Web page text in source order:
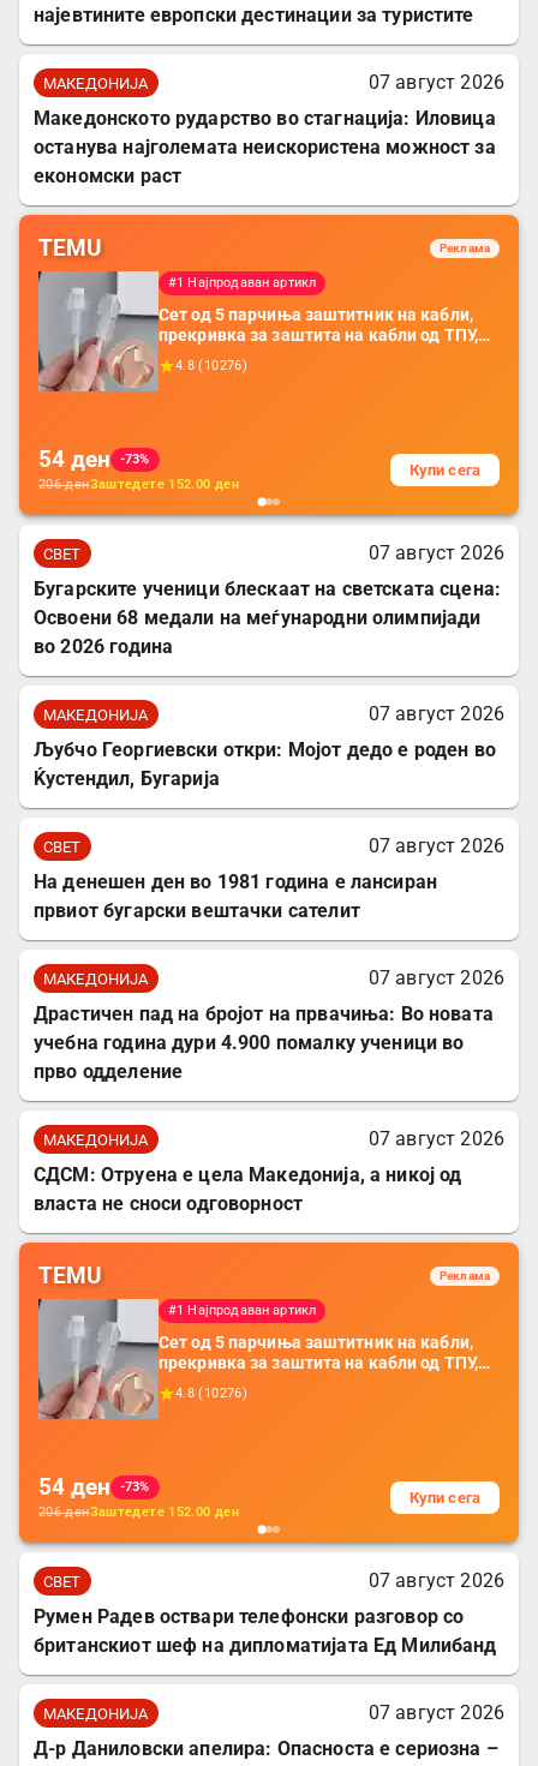
најевтините европски дестинации за туристите
МАКЕДОНИЈА
07 август 2026
Македонското рударство во стагнација: Иловица
останува најголемата неискористена можност за
економски раст
TEMU Реклама
#1 Најпродаван артикл
Сет од 5 парчиња заштитник на кабли,
прекривка за заштита на кабли од ТПУ,
додатоци за заштита на кабли, без
батерија, за мобилни телефони, комплет
4.8 ( 10276)
54 ден
-73%
206денЗаштедете 152.00 ден
Купи сега
СВЕТ
07 август 2026
Бугарските ученици блескаат на светската сцена:
Освоени 68 медали на меѓународни олимпијади
во 2026 година
МАКЕДОНИЈА
07 август 2026
Љубчо Георгиевски откри: Мојот дедо е роден во
Ќустендил, Бугарија
СВЕТ
07 август 2026
На денешен ден во 1981 година е лансиран
првиот бугарски вештачки сателит
МАКЕДОНИЈА
07 август 2026
Драстичен пад на бројот на првачиња: Во новата
учебна година дури 4.900 помалку ученици во
прво одделение
МАКЕДОНИЈА
07 август 2026
СДСМ: Отруена е цела Македонија, а никој од
власта не сноси одговорност
TEMU Реклама
#1 Најпродаван артикл
Сет од 5 парчиња заштитник на кабли,
прекривка за заштита на кабли од ТПУ,
додатоци за заштита на кабли, без
батерија, за мобилни телефони, комплет
4.8 ( 10276)
54 ден
-73%
206денЗаштедете 152.00 ден
Купи сега
СВЕТ
07 август 2026
Румен Радев оствари телефонски разговор со
британскиот шеф на дипломатијата Ед Милибанд
МАКЕДОНИЈА
07 август 2026
Д-р Даниловски апелира: Опасноста е сериозна –